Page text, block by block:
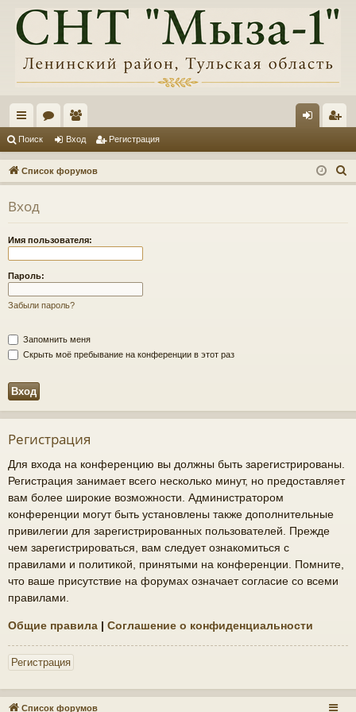
с
ы
лк
и
ум
ы
ол
ьз
ов
и
д ис
тр
Поиск Вход Регистрация
Список форумов
о
Вход
Имя пользователя:
Пароль:
Забыли пароль?
Запомнить меня
Скрыть моё пребывание на конференции в этот раз
Регистрация
Для входа на конференцию вы должны быть зарегистрированы.
Регистрация занимает всего несколько минут, но предоставляет
вам более широкие возможности. Администратором
конференции могут быть установлены также дополнительные
привилегии для зарегистрированных пользователей. Прежде
чем зарегистрироваться, вам следует ознакомиться с
правилами и политикой, принятыми на конференции. Помните,
что ваше присутствие на форумах означает согласие со всеми
правилами.
Общие правила | Соглашение о конфиденциальности
Регистрация
Список форумов